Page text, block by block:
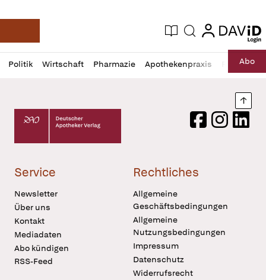
Deutsche Apotheker Zeitung
Aktuelle Ausgabe
Suche login
login
Politik Wirtschaft Pharmazie Apothekenpraxis RechtAbo
Profil
öffnen
Daz
Pur
Deutscher Apotheker Verlag Logo
FacebookInstagram
Service
Newsletter
Über uns
Kontakt
Mediadaten
Abo kündigen
RSS-Feed
Rechtliches
Allgemeine
Geschäftsbedingungen
Allgemeine
Nutzungsbedingungen
Impressum
Datenschutz
Widerrufsrecht